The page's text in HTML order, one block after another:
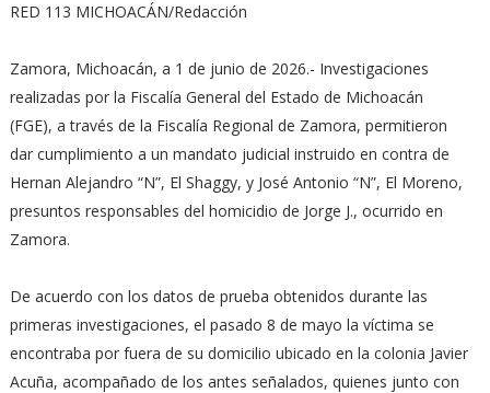
RED 113 MICHOACÁN/Redacción
Zamora, Michoacán, a 1 de junio de 2026.- Investigaciones
realizadas por la Fiscalía General del Estado de Michoacán
(FGE), a través de la Fiscalía Regional de Zamora, permitieron
dar cumplimiento a un mandato judicial instruido en contra de
Hernan Alejandro “N”, El Shaggy, y José Antonio “N”, El Moreno,
presuntos responsables del homicidio de Jorge J., ocurrido en
Zamora.
De acuerdo con los datos de prueba obtenidos durante las
primeras investigaciones, el pasado 8 de mayo la víctima se
encontraba por fuera de su domicilio ubicado en la colonia Javier
Acuña, acompañado de los antes señalados, quienes junto con